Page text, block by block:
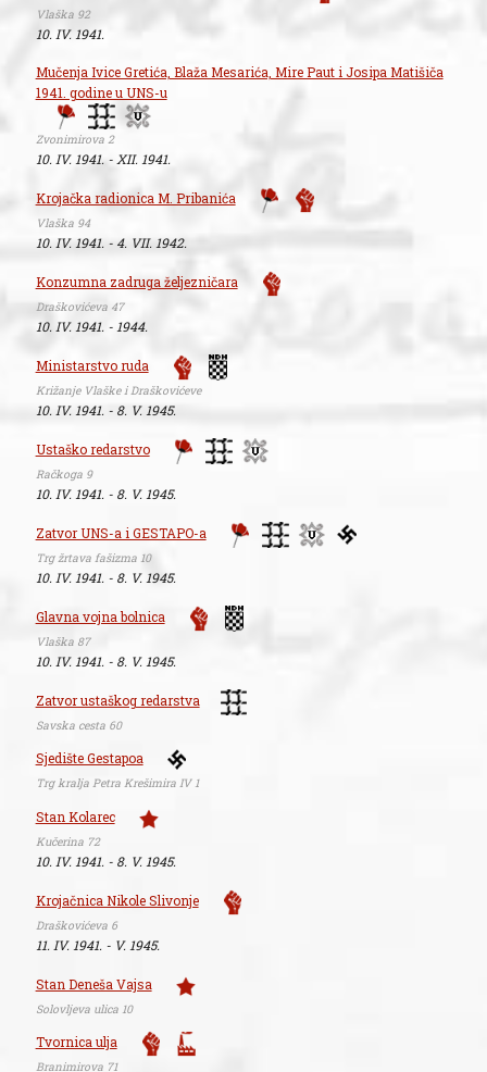
Vlaška 92
10. IV. 1941.
Mučenja Ivice Gretića, Blaža Mesarića, Mire Paut i Josipa Matišiča
1941. godine u UNS-u
Zvonimirova 2
10. IV. 1941. - XII. 1941.
Krojačka radionica M. Pribanića
Vlaška 94
10. IV. 1941. - 4. VII. 1942.
Konzumna zadruga željezničara
Draškovićeva 47
10. IV. 1941. - 1944.
Ministarstvo ruda
Križanje Vlaške i Draškovićeve
10. IV. 1941. - 8. V. 1945.
Ustaško redarstvo
Račkoga 9
10. IV. 1941. - 8. V. 1945.
Zatvor UNS-a i GESTAPO-a
Trg žrtava fašizma 10
10. IV. 1941. - 8. V. 1945.
Glavna vojna bolnica
Vlaška 87
10. IV. 1941. - 8. V. 1945.
Zatvor ustaškog redarstva
Savska cesta 60
Sjedište Gestapoa
Trg kralja Petra Krešimira IV 1
Stan Kolarec
Kučerina 72
10. IV. 1941. - 8. V. 1945.
Krojačnica Nikole Slivonje
Draškovićeva 6
11. IV. 1941. - V. 1945.
Stan Deneša Vajsa
Solovljeva ulica 10
Tvornica ulja
Branimirova 71